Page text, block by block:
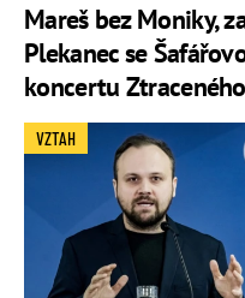
Mareš bez Moniky,
Plekanec se
koncertu Ztraceného
VZTAH